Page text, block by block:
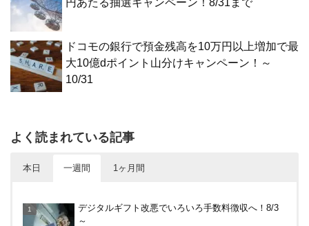
円あたる抽選キャンペーン！8/31まで
ドコモの銀行で預金残高を10万円以上増加で最
大10億dポイント山分けキャンペーン！～
10/31
よく読まれている記事
本日 一週間 1ヶ月間
ッシュバック！中小企業店舗の対象店舗で。～8/31
デジタルギフト改悪でいろいろ手数料徴収へ！8/3
～